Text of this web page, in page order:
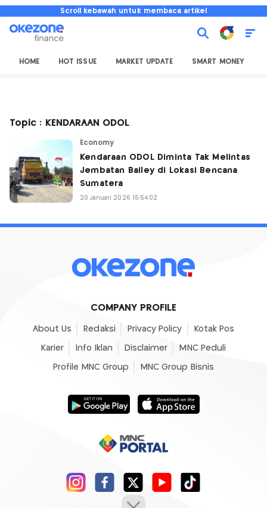
Scroll kebawah untuk membaca artikel
HOME HOT ISSUE MARKET UPDATE SMART MONEY
Topic : KENDARAAN ODOL
Economy
Kendaraan ODOL Diminta Tak Melintas
Jembatan Bailey di Lokasi Bencana
Sumatera
20 Januari 2026 15:54:02
COMPANY PROFILE
About Us Redaksi Privacy Policy Kotak Pos
Karier Info Iklan Disclaimer MNC Peduli
Profile MNC Group MNC Group Bisnis